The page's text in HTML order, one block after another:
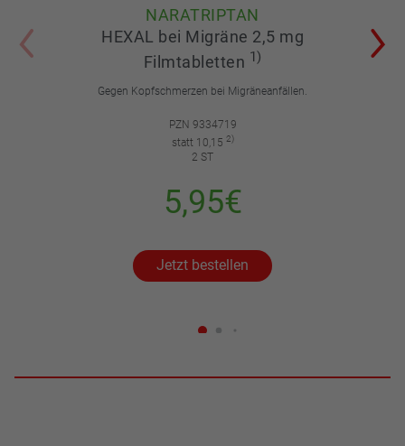
NARATRIPTAN
HEXAL bei Migräne 2,5 mg
Filmtabletten 1)
Gegen Kopfschmerzen bei Migräneanfällen.
PZN 9334719
statt 10,15 2)
2 ST
5,95€
Jetzt bestellen